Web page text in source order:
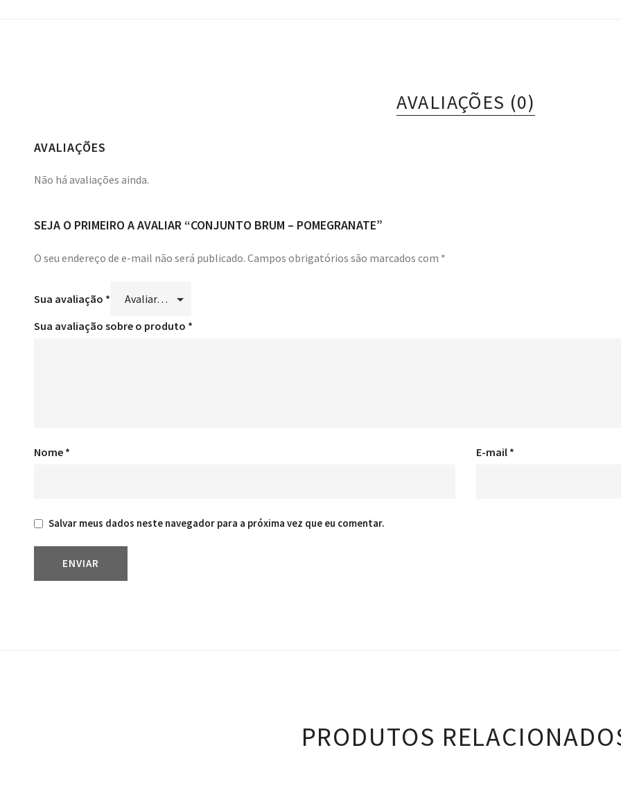
AVALIAÇÕES (0)
AVALIAÇÕES
Não há avaliações ainda.
SEJA O PRIMEIRO A AVALIAR “CONJUNTO BRUM – POMEGRANATE”
O seu endereço de e-mail não será publicado. Campos obrigatórios são marcados com *
Sua avaliação *
Sua avaliação sobre o produto *
Nome * E-mail *
Salvar meus dados neste navegador para a próxima vez que eu comentar.
PRODUTOS